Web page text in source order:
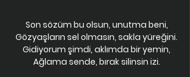
Son sözüm bu olsun, unutma beni,
Gözyaşların sel olmasın, sakla yüreğini.
Gidiyorum şimdi, aklımda bir yemin,
Ağlama sende, bırak silinsin izi.